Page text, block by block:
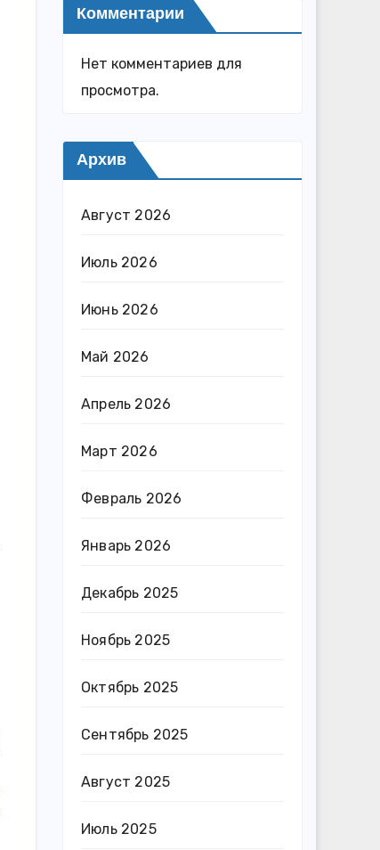
Комментарии
Нет комментариев для
просмотра.
Архив
Август 2026
Июль 2026
Июнь 2026
Май 2026
Апрель 2026
Март 2026
Февраль 2026
Январь 2026
Декабрь 2025
Ноябрь 2025
Октябрь 2025
Сентябрь 2025
Август 2025
Июль 2025